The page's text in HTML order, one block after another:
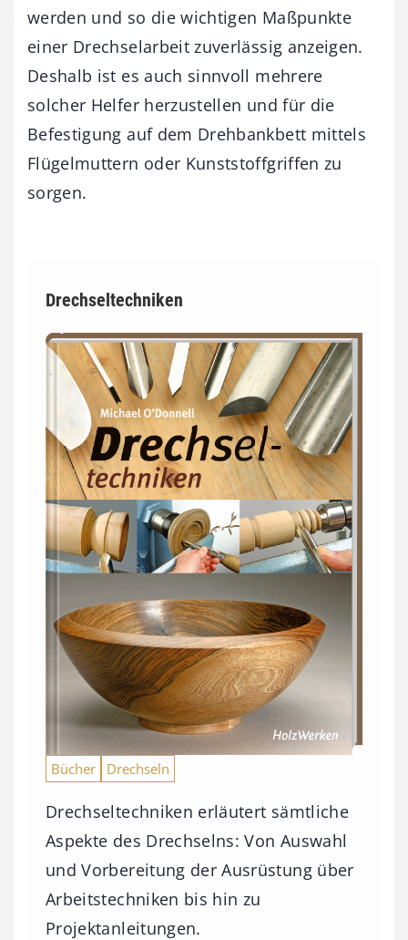
werden und so die wichtigen Maßpunkte
einer Drechselarbeit zuverlässig anzeigen.
Deshalb ist es auch sinnvoll mehrere
solcher Helfer herzustellen und für die
Befestigung auf dem Drehbankbett mittels
Flügelmuttern oder Kunststoffgriffen zu
sorgen.
Drechseltechniken
Bücher Drechseln
Drechseltechniken erläutert sämtliche
Aspekte des Drechselns: Von Auswahl
und Vorbereitung der Ausrüstung über
Arbeitstechniken bis hin zu
Projektanleitungen.